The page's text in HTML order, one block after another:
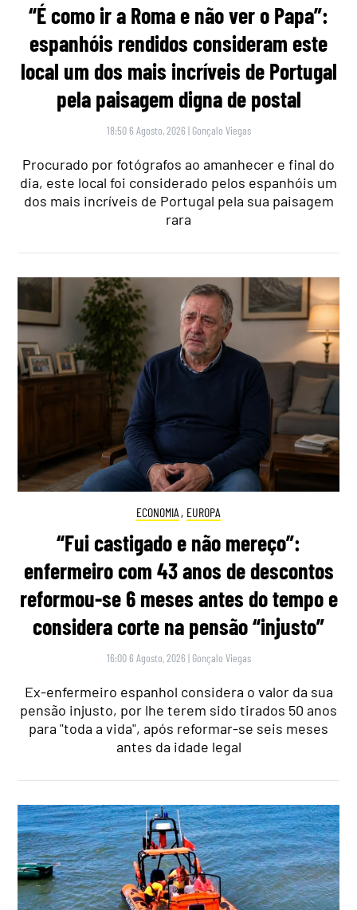
“É como ir a Roma e não ver o Papa”:
espanhóis rendidos consideram este
local um dos mais incríveis de Portugal
pela paisagem digna de postal
18:50 6 Agosto, 2026 | Gonçalo Viegas
Procurado por fotógrafos ao amanhecer e final do
dia, este local foi considerado pelos espanhóis um
dos mais incríveis de Portugal pela sua paisagem
rara
ECONOMIA , EUROPA
“Fui castigado e não mereço”:
enfermeiro com 43 anos de descontos
reformou-se 6 meses antes do tempo e
considera corte na pensão “injusto”
16:00 6 Agosto, 2026 | Gonçalo Viegas
Ex-enfermeiro espanhol considera o valor da sua
pensão injusto, por lhe terem sido tirados 50 anos
para "toda a vida", após reformar-se seis meses
antes da idade legal